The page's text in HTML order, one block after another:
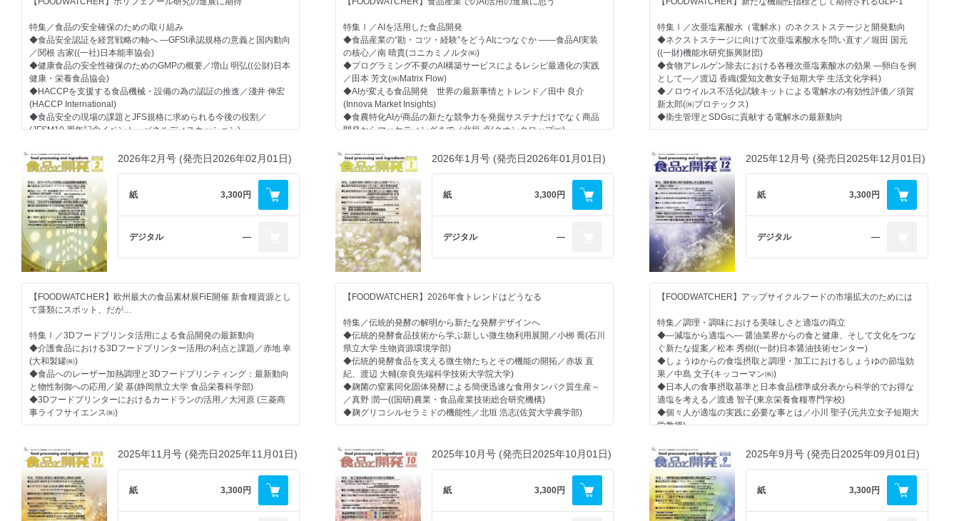
【技術紹介】
◆食品工場の粉体計量工程へのロボット導入 ―AMRと多関節ロボッ
トによる完全自動化の実現―／ツカサ工業㈱
【素材レポート】
◆色鮮やかな藍藻スピルリナ青色素「フィコシアニン」の健康機能
利用 ～美肌効果及び難聴抑制について～／今井 康行(DIC㈱)
◆機能性食品成分の生体利用能を超促進する素材“ピペリン-α-シクロ
寺尾 啓二(㈱シクロケムバイオ)
◆AAKGの効果・効能を一般健常者で検証 ―日常レベルの運動負荷
での疲労軽減および運動機能向上効果―／三岡 樹里、村田 真一郎
(フロンティアフーズ㈱)
◆高純度・低酸化オメガ3濃縮オイル ―薄膜脱臭プロセスと客観的
官能評価が導く高品質安定性―／㈱フリーマンニュートラグループ
◆フォンテラの乳素材レポート(全2回) ≪第2回≫変化する乳たんぱ
く市場と新たな原料選択／深江 拓朗、三浦 真衣(フォンテラジャパ
ン㈱)
【連載 ヒトと組織のマネジメントから考える食品工場の衛生管理】
◆（第4回）「人」の行動を中心に異物混入対策を考える(1)／田中
晃(SOCSマネジメントシステムズ㈱)
【セミナーレポート】
◆「ヒト・モノ・カネ・情報」の視点からサニテーションの今後を
考える ―食の安全アカデミー 第二回サニテーションセミナー開催―
【機能性食品開発のための知財戦略(80)】
◆食品用途発明の最新報告〈2026年6月特許公報発行／公開分〉
今号注目の機能性 タンパク・ペプチド素材に関する用途発明／春
名 真徳(弁理士法人ナビジョン国際特許事務所)
【機能性表示食品の発売動向を追う(130)】
◆機能性表示食品の届出・受理の現状
【クローズアップ】
≪行政≫
・2024年度の食品ロス量は461万トン ―前年度比3万トン減少も事
◆食品製造現場における熱中症対策 ～HACCP・各種衛生管理条件
に対応～
サーモポート、ワコウ、大河原塗装工業
【連載 ヒトと組織のマネジメントから考える食品工場の衛生管理】
◆（第3回）食品衛生に必要な「清潔」はどうしたら実現できるか？
～食品製造現場で必須の「ライン洗浄」を考える～／田中 晃
(SOCSマネジメントシステムズ㈱)
◆日本のハラル認証食品と認証商品の市場動向／佐久間 朋宏((一社)
ハラル・ジャパン協会)
【素材レポート】
◆腸を起点に広がる多機能野菜としての食用ウチワサボテン ―機能
性と食品素材としての実装戦略―／山口 響生(㈱BIOSIS Lab.)
◆発酵フラボノイド素材 RenoSorb(TM)シリーズ／嘉島 康二(㈱ピ
ー・エイ・アイ・ジャパン)、許宸(Hughes Biotechnology Co., Ltd.)
◆フォンテラの乳素材レポート(全2回) ≪第1回≫ウェイトマネジメ
ント市場における乳たんぱくの再定義／深江 拓朗、三浦 真衣(フォ
ンテラジャパン㈱)
◆食品用途発明の最新報告〈2026年4月16日-5月特許公報発行／公
開分〉
今号注目の機能性 エクソソームやその制御に関する用途発明／春
名 真徳(弁理士法人ナビジョン国際特許事務所)
【機能性表示食品の発売動向を追う(129)】
◆機能性表示食品の届出・受理の現状
【クローズアップ】
・酢酸カリウムを新規指定へ ―成分規格は「酢酸カリウム」と「酢
酸カリウム液」で設定／消費者庁
・酵素届出リストを年内にWEBで公開へ ―酵素生産菌の学名や由来
などを可視化／消費者庁
・植物由来「非医薬品」リストを大幅見直し ―各品目に学名を追
加、名称の統一、分割なども実施／厚生労働省
ク、フリッチュ・ジャパン、ヴァーダー・サイエンティフィック
【支援技術】
◆食品産業の粉粒体技術 ―省人化、生産効率化、サニタリー対応が
鍵―
赤武エンジニアリング、増野製作所、日本アイリッヒ、大川原製
作所、大川原化工機、ツカサ工業
【市場動向】
◆機能性カロテノイドの市場動向 ～ライフスタイルに寄り添ったケ
ア素材として定着～
◆ビタミンの市場動向 ～健康志向のベース素材として裾野広がる～
【素材レポート】
◆プラントベースフード・サプリメントの台頭とビタミンD3イノベ
ーションの未来／Josh Perry(ProTec Nutra Ltd)
◆リポソームビタミンC ―臨床データが示す高吸収と細胞保護能―
／(㈱フリーマンニュートラグループ)
◆新規食物繊維素材 タマリンドファイバーの機能性／鈴木 夢生(MP
五協フード＆ケミカル㈱)
◆(第2回) 食品事故の「社会的」及び「経済的」側面を考える／田中
晃(SOCSマネジメントシステムズ㈱)
【機能性食品開発のための知財戦略(78)】
◆食品用途発明の最新報告〈2026年3月-4月15日特許公報発行／公
開分〉
今号注目の機能性 頭皮・毛髪ケアに関する用途発明／春名 真徳
(弁理士法人ナビジョン国際特許事務所)
◆機能性表示食品の届出・受理の現状
【クローズアップ】
≪行政≫
・サプリメントの範囲や定義、規制内容を討議 ―食品、医薬品以外
の新規カテゴリーでの定義づけは見送り／消費者庁
特集／食品の安全確保のための取り組み
◆食品安全認証を経営戦略の軸へ ―GFSI承認規格の意義と国内動向
／関根 吉家((一社)日本能率協会)
◆健康食品の安全性確保のためのGMPの概要／増山 明弘((公財)日本
健康・栄養食品協会)
◆HACCPを支援する食品機械・設備の為の認証の推進／淺井 伸宏
(HACCP International)
◆食品安全の現場の課題とJFS規格に求められる今後の役割／
(JFSM10 周年記念イベント・パネルディスカッション)
【HACCP対策】
◆HACCP導入のためのハード＆ソフト 安全・衛生管理強化のため
の最新ソリューション
アンリツ、関東化学、島津ダイアグノスティクス、JNC、ニッ
タ、
メータージャパン、ウエノフードテクノ、ハセッパー技研、ヤマ
ハファインテック、日本電子計算、ワコウ
【品質・安全対策】
◆品質・安全性確保のための受託試験・検査サービス ─食品企業の
人手不足が検査のアウトソーシングを加速─
（一財）食品分析開発センター SUNATEC、（ 一財）三重県環境
保全事業団、 オリエンタル酵母工業㈱、
ロフィンQKEN㈱
【支援技術】
◆食品表示変遷と賞味期限見直しで重要性高まる印字装置・印字検
査
イーデーエム、エムエスティ、紀州技研工業
【市場動向】
◆砂糖代替・不快味の味質改善で利用進む シュガーレス・低カロリ
ー食品向け甘味料の動向
【新連載 ヒトと組織のマネジメントから考える食品工場の衛生管
理】
◆(第1回) 食品衛生の「本音」と「建前」を考える／田中 晃(SOCS
特集Ⅰ／AIを活用した食品開発
◆食品産業の“勘・コツ・経験”をどうAIにつなぐか ――食品AI実装
の核心／南 晴貴(コニカミノルタ㈱)
◆プログラミング不要のAI構築サービスによるレシピ最適化の実践
／田本 芳文(㈱Matrix Flow)
◆AIが変える食品開発 世界の最新事情とトレンド／田中 良介
(Innova Market Insights)
◆食農特化AIが商品の新たな競争力を発掘サステナだけでなく商品
開発からマーケティングまで／北垣 卓(クオンクロップ㈱)
ソリューション／編集部
特集Ⅱ／新しい乳酸菌の利用
◆農研機構における乳酸菌の機能性研究の進展と新しい取り組み／
木元 広実((国研)農業・食品産業技術総合研究機構)
◆次世代プロバイオティクス「アッカーマンシアAKK PROBIO(R)
株」／浜田 雄介(マイクロフード㈱)
◆なぜ『腸のバリア』が肝臓に効くのか？ スマート乳酸菌(R)による
腸管ケア／山名 美江(丸善製薬㈱)
【分析・計測技術】
◆味・におい・テクスチャーの見える化を目指して
ニティーラボ
【品質・安全対策】
◆HACCP管理とフードロス対策で重要性高まる温度管理
パシコ貿易、エラブジャパン
【支援技術】
◆液体食品の製造技術 ～UHT殺菌・混合攪拌・分離精製・充填装置
動向
ジャパン、
四国化工機、パワーポイント・インターナショナル、三菱ケミカ
ルアクア・ソリューションズ
【市場動向】
◆物流対応、作業性、おいしさと健康が焦点に ゲル化剤・増粘安定
特集Ⅰ／次亜塩素酸水（電解水）のネクストステージと開発動向
◆ネクストステージに向けて次亜塩素酸水を問い直す／堀田 国元
((一財)機能水研究振興財団)
◆食物アレルゲン除去における各種次亜塩素酸水の効果 ―卵白を例
として―／渡辺 香織(愛知文教女子短期大学 生活文化学科)
◆ノロウイルス不活化試験キットによる電解水の有効性評価／須賀
新太郎(㈱プロテックス)
◆衛生管理とSDGsに貢献する電解水の最新動向
◆ポリフェノールのGLP-1分泌促進と機能性の解明／山下 陽子(神戸
大学大学院)
◆クルクミンの機能：GLP-1分泌促進作用の視点から／津田 孝範(中
部大学応用生物学部)
◆希少糖アルロース「ASTRAEA(R)」の腸ホルモンGLP-1 促進を介
した過食予防・耐糖能改善・抗肥満作用／山田 貴子(松谷化学工業
㈱)
【特別レポート】
◆GLP-1受容体作動薬が米国食品業界に与える影響とGLP-1を訴求
した食品の動き／武田 猛(㈱グローバルニュートリショングループ)
◆最新の健康食品の市場動向と素材&技術研究 ～主要素材、機能性
表示対応素材、注目素材、わが社のいちおし素材～
・健康食品の市場動向
・健康食品主要原料動向
・注目のフェムケア・オムケア向け機能性素材
・注目のGLP-1ブースター素材
・わが社のいちおし素材
・SR対応機能性素材
・健康食品の受託製造企業の動向
【機能性食品開発のための知財戦略(76)】
◆食品用途発明の最新報告〈2026年1月-1月15日特許公報発行／公
開分〉
今号注目の機能性 GLP-1分泌促進に関する用途発明／春名 真徳
(弁理士法人ナビジョン国際特許事務所)
2026年2月号 (発売日2026年02月01日)
紙 3,300円
デジタル ―
【FOODWATCHER】欧州最大の食品素材展FiE開催 新食糧資源とし
て藻類にスポット、だが…
特集Ⅰ／3Dフードプリンタ活用による食品開発の最新動向
◆介護食品における3Dフードプリンター活用の利点と課題／赤地 幸
(大和製罐㈱)
◆食品へのレーザー加熱調理と3Dフードプリンティング：最新動向
と物性制御への応用／梁 基(静岡県立大学 食品栄養科学部)
◆3Dフードプリンターにおけるカードランの活用／大河原 (三菱商
事ライフサイエンス㈱)
第26回公開講演会）
◆多価不飽和脂肪酸が担う平滑筋収縮の即時的な調節機構／小原 将
(東邦大学 薬学部)
◆多価不飽和脂肪酸の心筋保護作用と心房細動予防に及ぼす影響の
解析／森島 真幸(近畿大学農学部)、堀井 鴻佑(近畿大学大学院)
◆リン脂質に結合するアシル基分子種と骨格筋機能／三浦 進司(静岡
2026年1月号 (発売日2026年01月01日)
紙 3,300円
デジタル ―
【FOODWATCHER】2026年食トレンドはどうなる
特集／伝統的発酵の解明から新たな発酵デザインへ
◆伝統的発酵食品技術から学ぶ新しい微生物利用展開／小栁 喬(石川
県立大学 生物資源環境学部)
◆伝統的発酵食品を支える微生物たちとその機能の開拓／赤坂 直
紀、渡辺 大輔(奈良先端科学技術大学院大学)
◆麹菌の窒素同化固体発酵による簡便迅速な食用タンパク質生産～
／真野 潤一((国研)農業・食品産業技術総合研究機構)
◆麹グリコシルセラミドの機能性／北垣 浩志(佐賀大学農学部)
◆精度を保ち業務の効率化を図る 簡易・迅速微生物検査法の開発動
向
【支援技術】
◆SDGsをサポートする排水処理技術の最新動向
アイエンス、エイブル、エンバイロ・ビジョン、ケイエルプラン
2025年12月号 (発売日2025年12月01日)
紙 3,300円
デジタル ―
【FOODWATCHER】アップサイクルフードの市場拡大のためには
特集／調理・調味における美味しさと適塩の両立
◆―減塩から適塩へ― 醤油業界からの食と健康、そして文化をつな
ぐ新たな提案／松本 秀樹((一財)日本醤油技術センター)
◆しょうゆからの食塩摂取と調理・加工におけるしょうゆの節塩効
果／中島 文子(キッコーマン㈱)
◆日本人の食事摂取基準と日本食品標準成分表から科学的でお得な
適塩を考える／渡邊 智子(東京栄養食糧専門学校)
◆個々人が適塩の実践に必要な事とは／小川 聖子(元共立女子短期大
学教授)
業技術研究機構)
【市場動向】
◆天然調味料の市場動向 美味しさプラスαの付加価値競争の時代に
◆機能性甘味料の市場動向
2025年11月号 (発売日2025年11月01日)
紙 3,300円
2025年10月号 (発売日2025年10月01日)
紙 3,300円
2025年9月号 (発売日2025年09月01日)
紙 3,300円